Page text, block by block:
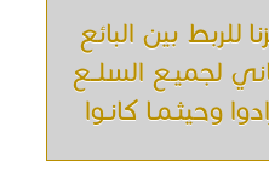
للربط بين البائع
لجميـع السلــع
وحيثـمـا كانـوا